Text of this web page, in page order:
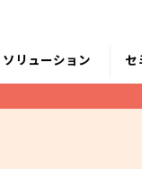
ソリューション セ